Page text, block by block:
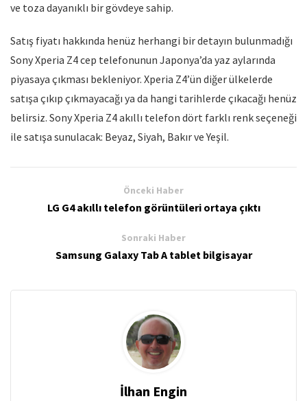
ve toza dayanıklı bir gövdeye sahip.
Satış fiyatı hakkında henüz herhangi bir detayın bulunmadığı
Sony Xperia Z4 cep telefonunun Japonya’da yaz aylarında
piyasaya çıkması bekleniyor. Xperia Z4’ün diğer ülkelerde
satışa çıkıp çıkmayacağı ya da hangi tarihlerde çıkacağı henüz
belirsiz. Sony Xperia Z4 akıllı telefon dört farklı renk seçeneği
ile satışa sunulacak: Beyaz, Siyah, Bakır ve Yeşil.
Önceki Haber
LG G4 akıllı telefon görüntüleri ortaya çıktı
Sonraki Haber
Samsung Galaxy Tab A tablet bilgisayar
İlhan Engin